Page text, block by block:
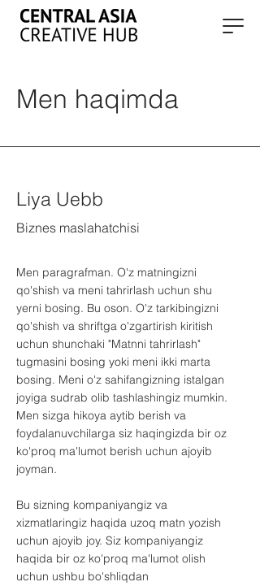
Men haqimda
Liya Uebb
Biznes maslahatchisi
Men paragrafman. O'z matningizni
qo'shish va meni tahrirlash uchun shu
yerni bosing. Bu oson. O'z tarkibingizni
qo'shish va shriftga o'zgartirish kiritish
uchun shunchaki "Matnni tahrirlash"
tugmasini bosing yoki meni ikki marta
bosing. Meni o'z sahifangizning istalgan
joyiga sudrab olib tashlashingiz mumkin.
Men sizga hikoya aytib berish va
foydalanuvchilarga siz haqingizda bir oz
ko'proq ma'lumot berish uchun ajoyib
joyman.
Bu sizning kompaniyangiz va
xizmatlaringiz haqida uzoq matn yozish
uchun ajoyib joy. Siz kompaniyangiz
haqida bir oz ko'proq ma'lumot olish
uchun ushbu bo'shliqdan